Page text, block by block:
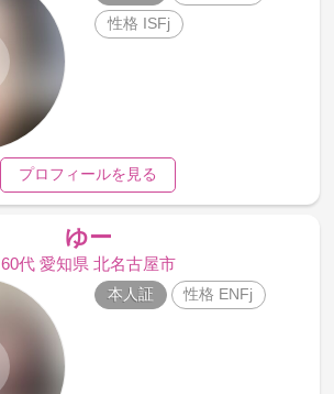
性格 ISFj
プロフィールを見る
ゆー
60代 愛知県 北名古屋市
本人証 性格 ENFj